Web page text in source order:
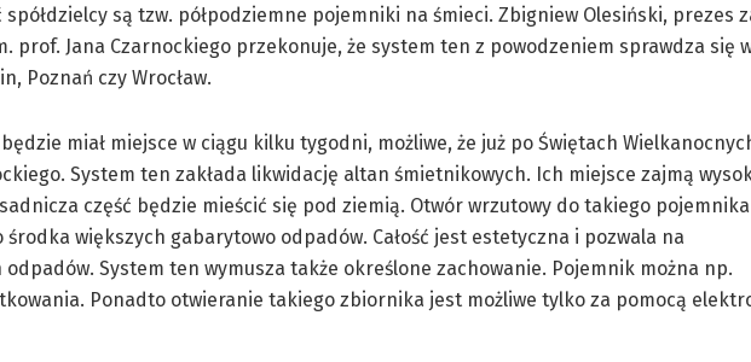
są tzw. półpodziemne pojemniki na śmieci. Zbigniew Olesiński, prezes
prof. Jana Czarnockiego przekonuje, że system ten z powodzeniem sprawdza się
Poznań czy Wrocław.
miał miejsce w ciągu kilku tygodni, możliwe, że już po Świętach
System ten zakłada likwidację altan śmietnikowych. Ich miejsce zajmą
część będzie mieścić się pod ziemią. Otwór wrzutowy do takiego
środka większych gabarytowo odpadów. Całość jest estetyczna i pozwala na
System ten wymusza także określone zachowanie. Pojemnik można np.
Ponadto otwieranie takiego zbiornika jest możliwe tylko za pomocą